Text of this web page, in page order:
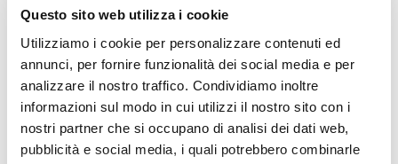
Questo sito web utilizza i cookie
Utilizziamo i cookie per personalizzare contenuti ed
annunci, per fornire funzionalità dei social media e per
analizzare il nostro traffico. Condividiamo inoltre
informazioni sul modo in cui utilizzi il nostro sito con i
nostri partner che si occupano di analisi dei dati web,
pubblicità e social media, i quali potrebbero combinarle
Sale e pepeq.b.
👨‍🍳 Preparazione passo dopo passo
1.Preparare il soffritto:
In una casseruola, farappassire lo scalogno tritato
finemente con l’olio extravergine d’oliva.